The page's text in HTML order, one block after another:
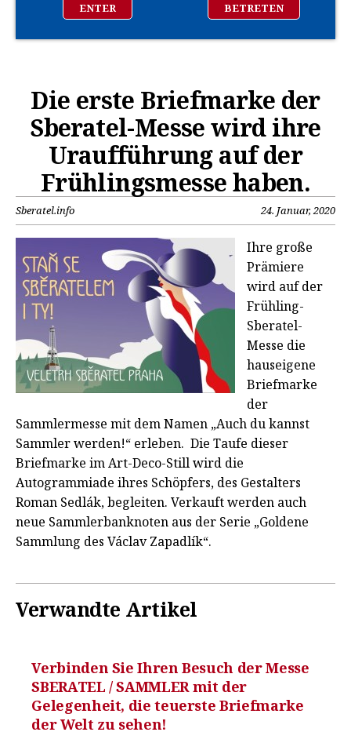
ENTER BETRETEN
Die erste Briefmarke der
Sberatel-Messe wird ihre
Uraufführung auf der
Frühlingsmesse haben.
Sberatel.info 24. Januar, 2020
Ihre große
Prämiere
wird auf der
Frühling-
Sberatel-
Messe die
hauseigene
Briefmarke
der
Sammlermesse mit dem Namen „Auch du kannst
Sammler werden!“ erleben. Die Taufe dieser
Briefmarke im Art-Deco-Still wird die
Autogrammiade ihres Schöpfers, des Gestalters
Roman Sedlák, begleiten. Verkauft werden auch
neue Sammlerbanknoten aus der Serie „Goldene
Sammlung des Václav Zapadlík“.
Verwandte Artikel
Verbinden Sie Ihren Besuch der Messe
SBERATEL / SAMMLER mit der
Gelegenheit, die teuerste Briefmarke
der Welt zu sehen!